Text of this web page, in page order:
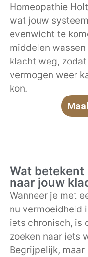
Homeopathie
wat jouw
evenwicht te
middelen
klacht weg,
vermogen weer
kon.
Wat
naar jouw
Wanneer je met
nu vermoeidheid
iets chronisch, is
zoeken naar iets
Begrijpelijk, maar